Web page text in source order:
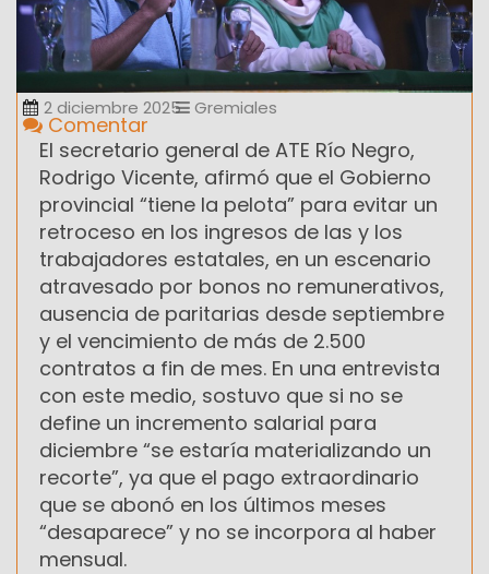
2 diciembre 2025 Gremiales
Comentar
El secretario general de ATE Río Negro,
Rodrigo Vicente, afirmó que el Gobierno
provincial “tiene la pelota” para evitar un
retroceso en los ingresos de las y los
trabajadores estatales, en un escenario
atravesado por bonos no remunerativos,
ausencia de paritarias desde septiembre
y el vencimiento de más de 2.500
contratos a fin de mes. En una entrevista
con este medio, sostuvo que si no se
define un incremento salarial para
diciembre “se estaría materializando un
recorte”, ya que el pago extraordinario
que se abonó en los últimos meses
“desaparece” y no se incorpora al haber
mensual.